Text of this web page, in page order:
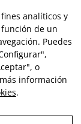
analíticos y
de un
Puedes
o
información
.